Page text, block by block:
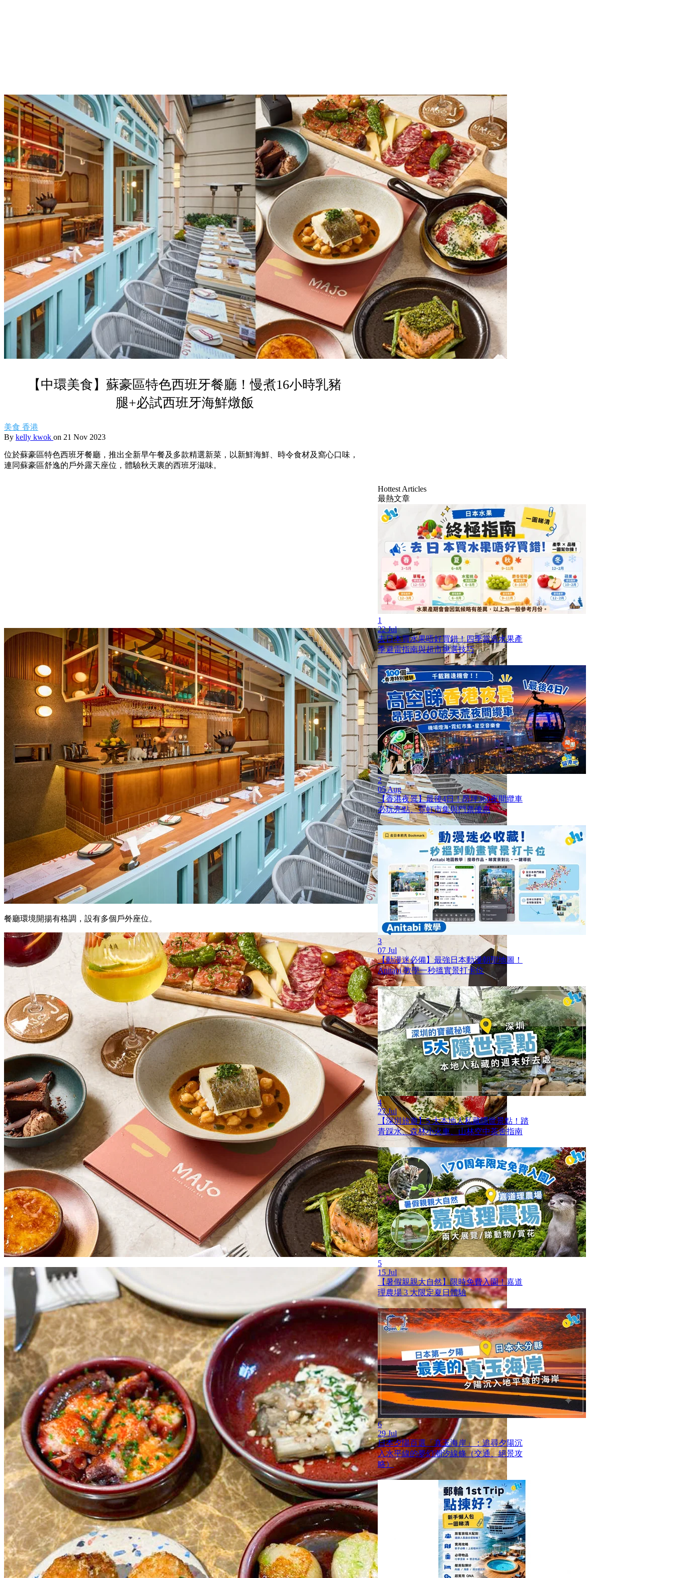
【中環美食】蘇豪區特色西班牙餐廳！慢煮16小時乳豬
腿+必試西班牙海鮮燉飯
美食 香港
By kelly kwok on 21 Nov 2023
位於蘇豪區特色西班牙餐廳，推出全新早午餐及多款精選新菜，以新鮮海鮮、時令食材及窩心口味，
連同蘇豪區舒逸的戶外露天座位，體驗秋天裏的西班牙滋味。
餐廳環境開揚有格調，設有多個戶外座位。
Hottest Articles
最熱文章
1
22 Jul
去日本買水果唔好買錯！四季當造水果產
季避雷指南與超市挑選技巧
2
05 Aug
【香港夜景】最後4日！昂坪360夜間纜車
必玩亮點、霓虹市集與門票優惠
3
07 Jul
【動漫迷必備】最強日本動漫朝聖地圖！
Anitabi 教學一秒搵實景打卡位
4
27 Jul
【深圳旅遊】5 大本地人私藏隱世景點！踏
青踩水、森林小火車、山林空中茶舍指南
5
15 Jul
【暑假親親大自然】限時免費入園！嘉道
理農場 3 大限定夏日體驗
6
29 Jul
日本夕陽百選「真玉海岸」：追尋夕陽沉
入水平線的夢幻潮汐線條（交通、絕景攻
略）